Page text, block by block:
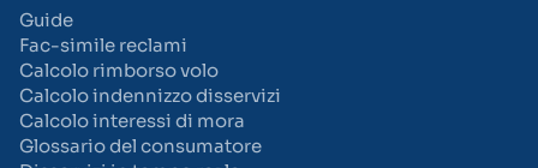
Guide
Fac-simile reclami
Calcolo rimborso volo
Calcolo indennizzo disservizi
Calcolo interessi di mora
Glossario del consumatore